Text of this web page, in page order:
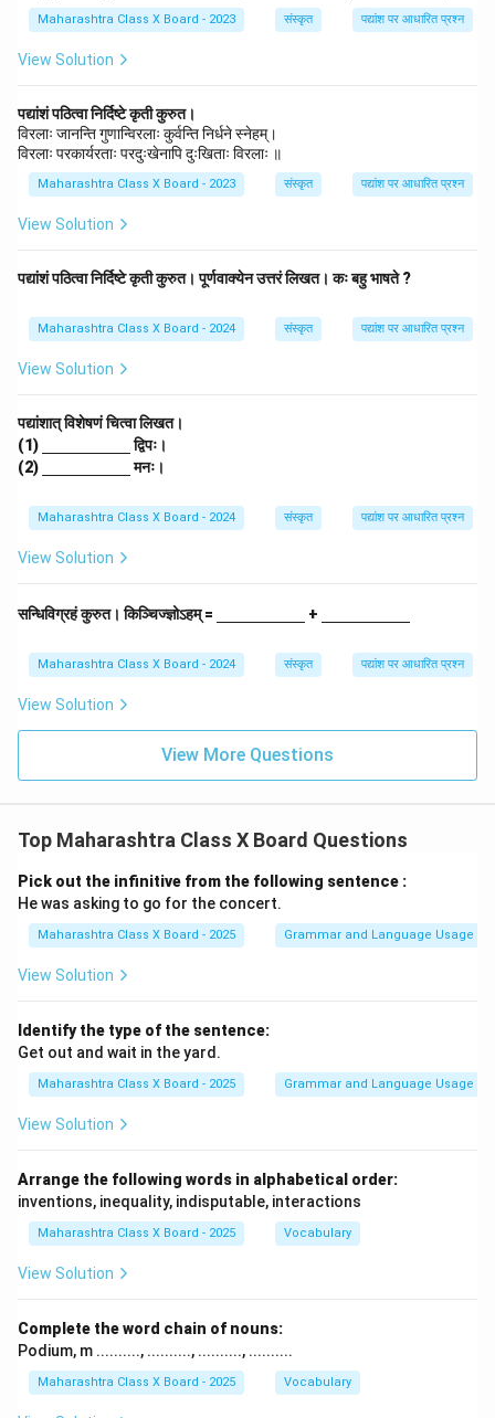
Maharashtra Class X Board - 2023 संस्कृत पद्यांश पर आधारित प्रश्न
View Solution
पद्यांशं पठित्वा निर्दिष्टे कृती कुरुत।
विरलाः जानन्ति गुणान्विरलाः कुर्वन्ति निर्धने स्नेहम्।
विरलाः परकार्यरताः परदुःखेनापि दुःखिताः विरलाः ॥
Maharashtra Class X Board - 2023 संस्कृत पद्यांश पर आधारित प्रश्न
View Solution
पद्यांशं पठित्वा निर्दिष्टे कृती कुरुत। पूर्णवाक्येन उत्तरं लिखत। कः बहु भाषते ?
Maharashtra Class X Board - 2024 संस्कृत पद्यांश पर आधारित प्रश्न
View Solution
पद्यांशात् विशेषणं चित्वा लिखत।
(1)
derl
ine
spa
ce{2
m}}
द्विपः।
(2)
derl
{\h
spa
ce{2
c
मनः।
Maharashtra Class X Board - 2024 संस्कृत पद्यांश पर आधारित प्रश्न
View Solution
सन्धिविग्रहं कुरुत। किञ्चिज्ज्ञोऽहम् =
derl
{\h
spa
m}}
+
derl
m}}
Maharashtra Class X Board - 2024 संस्कृत पद्यांश पर आधारित प्रश्न
View Solution
View More Questions
Top Maharashtra Class X Board Questions
Pick out the infinitive from the following sentence :
He was asking to go for the concert.
Maharashtra Class X Board - 2025 Grammar and Language Usage
View Solution
Identify the type of the sentence:
Get out and wait in the yard.
Maharashtra Class X Board - 2025 Grammar and Language Usage
View Solution
Arrange the following words in alphabetical order:
inventions, inequality, indisputable, interactions
Maharashtra Class X Board - 2025 Vocabulary
View Solution
Complete the word chain of nouns:
Podium, m .........., .........., .........., ..........
Maharashtra Class X Board - 2025 Vocabulary